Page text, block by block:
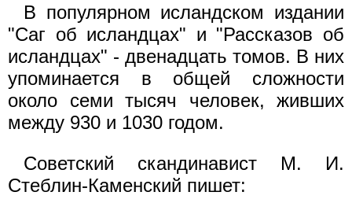
В популярном исландском издании
"Саг об исландцах" и "Рассказов об
исландцах" - двенадцать томов. В них
упоминается в общей сложности
около семи тысяч человек, живших
между 930 и 1030 годом.
Советский скандинавист М. И.
Стеблин-Каменский пишет: